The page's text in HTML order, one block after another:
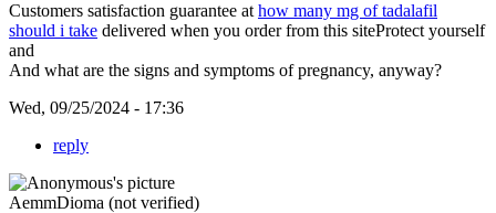
Customers satisfaction guarantee at how many mg of tadalafil
should i take delivered when you order from this siteProtect yourself
and
And what are the signs and symptoms of pregnancy, anyway?
Wed, 09/25/2024 - 17:36
reply
AemmDioma (not verified)